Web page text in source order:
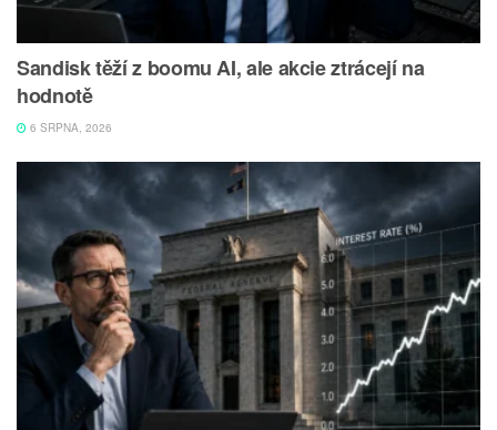
Sandisk těží z boomu AI, ale akcie ztrácejí na
hodnotě
6 SRPNA, 2026